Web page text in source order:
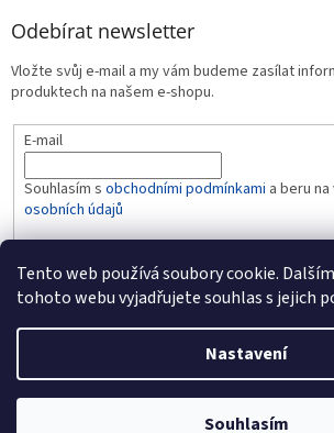
Tento web používá soubory cookie.
tohoto webu vyjadřujete souhlas s jejich
Nastavení
Souhlasím
Odebírat newsletter
Vložte svůj e-mail a my vám budeme zasílat
produktech na našem e-shopu.
E-mail
Souhlasím s obchodními podmínkami a beru
osobních údajů
PŘIHLÁSIT SE
Vytvořil Shoptet
BABY-LINE. Všechna